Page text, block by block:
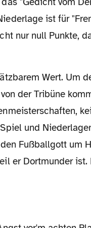
ist für
nur null Punkte,
der Tribüne
und
Fußballgott um
er Dortmunder